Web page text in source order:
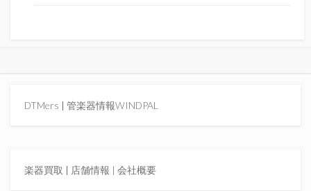
DTMers | 管楽器情報WINDPAL
楽器買取 | 店舗情報 | 会社概要